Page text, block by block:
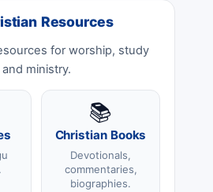
Resources
for worship, study
and ministry.
📚
Christian Books
Devotionals,
commentaries,
biographies.